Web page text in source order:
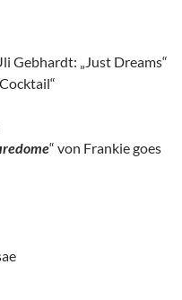
Gebhardt: „Just Dreams“
“ von Frankie goes